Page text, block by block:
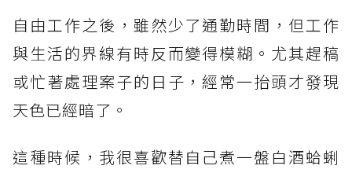
自由工作之後，雖然少了通勤時間，但工作
與生活的界線有時反而變得模糊。尤其趕稿
或忙著處理案子的日子，經常一抬頭才發現
天色已經暗了。
這種時候，我很喜歡替自己煮一盤白酒蛤蜊